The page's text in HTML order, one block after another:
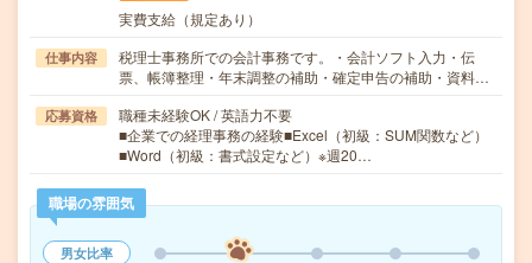
実費支給（規定あり）
仕事内容
税理士事務所での会計事務です。・会計ソフト入力・伝
票、帳簿整理・年末調整の補助・確定申告の補助・資料…
応募資格
職種未経験OK / 英語力不要
■企業での経理事務の経験■Excel（初級：SUM関数など）
■Word（初級：書式設定など）※週20…
職場の雰囲気
男女比率